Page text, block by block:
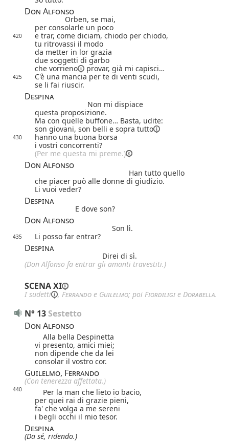
Don Alfonso
Orben, se mai,
per consolarle un poco
420
e trar, come diciam, chiodo per chiodo,
tu ritrovassi il modo
da metter in lor grazia
due soggetti di garbo
che vorrieno provar, già mi capisci…
425
C'è una mancia per te di venti scudi,
se li fai riuscir.
Despina
Non mi dispiace
questa proposizione.
Ma con quelle buffone… Basta, udite:
son giovani, son belli e sopra tutto
430
hanno una buona borsa
i vostri concorrenti?
(Per me questa mi preme.)
Don Alfonso
Han tutto quello
che piacer può alle donne di giudizio.
Li vuoi veder?
Despina
E dove son?
Don Alfonso
Son lì.
435 Li posso far entrar?
Despina
Direi di sì.
(Don Alfonso fa entrar gli amanti travestiti.)
SCENA XI
I sudetti , Ferrando e Guilelmo; poi Fiordiligi e Dorabella.
N° 13 Sestetto
Don Alfonso
Alla bella Despinetta
vi presento, amici miei;
non dipende che da lei
consolar il vostro cor.
Guilelmo, Ferrando
(Con tenerezza affettata.)
440
Per la man che lieto io bacio,
per quei rai di grazie pieni,
fa' che volga a me sereni
i begli occhi il mio tesor.
Despina
(Da sé, ridendo.)